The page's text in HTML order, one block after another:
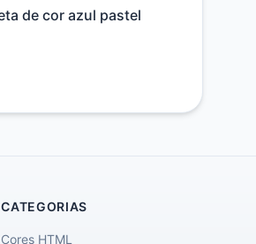
de cor azul pastel
CATEGORIAS
Cores HTML